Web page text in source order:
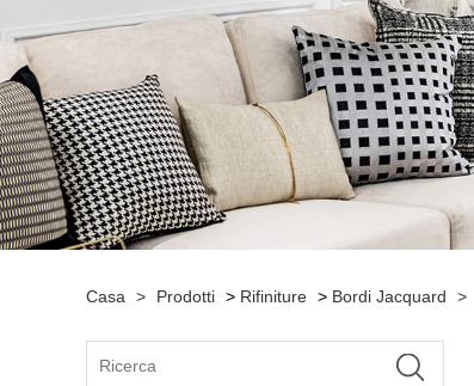
Casa > Prodotti > Rifiniture > Bordi Jacquard >